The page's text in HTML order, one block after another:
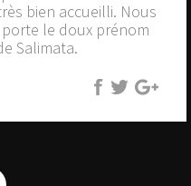
bien accueilli. Nous
le doux prénom
Salimata.